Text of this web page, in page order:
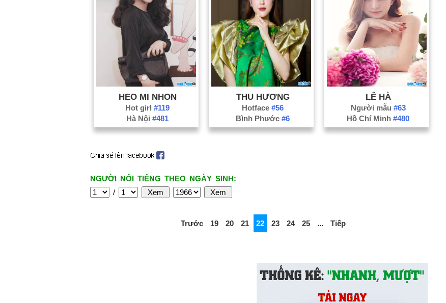
HEO MI NHON
Hot girl#119
Hà Nội#481
THU HƯƠNG
Hotface#56
Bình Phước#6
LÊ HÀ
Người mẫu #63
Hồ Chí Minh#480
NGƯỜI NỔI TIẾNG THEO NGÀY SINH:
/
Trước 19 20 21 22 23 24 25 ... Tiếp